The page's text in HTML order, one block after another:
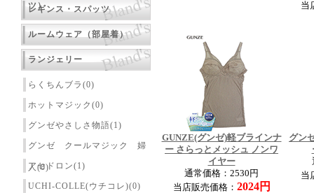
ツ）
レギンス・スパッツ
ルームウェア（部屋着）
ランジェリー
らくちんブラ(0)
ホットマジック(0)
グンゼやさしさ物語(1)
グンゼ クールマジック 婦
人(0)
アセドロン(1)
UCHI-COLLE(ウチコレ)(0)
当
GUNZE(グンゼ)軽ブラインナ
ー さらっとメッシュ ノンワ
イヤー
通常価格：2530円
当店販売価格： 2024円
グン
当